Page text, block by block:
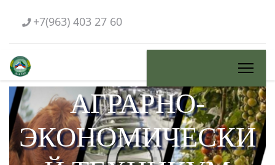
+7(963) 403 27 60
АГРАРНО-
ЭКОНОМИЧЕСКИ